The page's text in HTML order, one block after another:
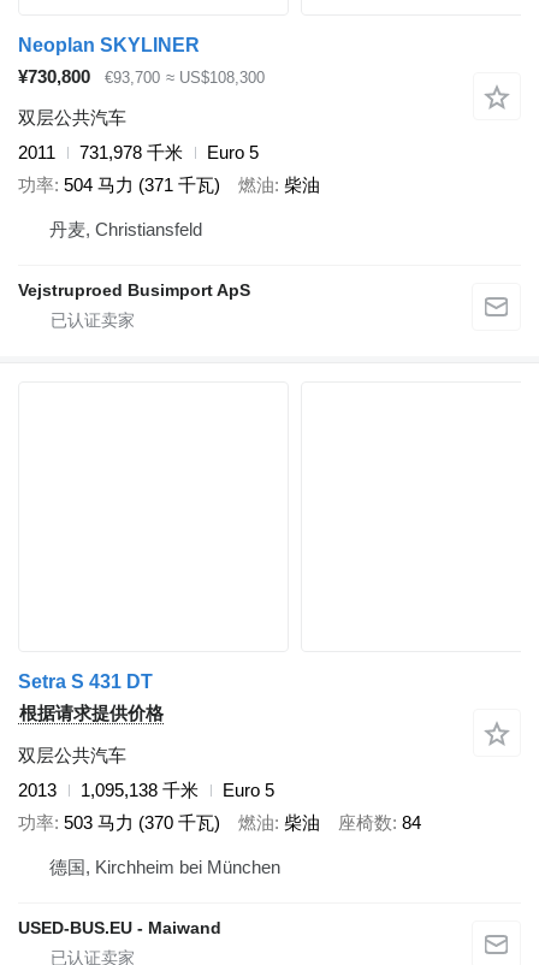
Neoplan SKYLINER
¥730,800
€93,700 ≈ US$108,300
双层公共汽车
2011
731,978 千米
Euro 5
功率 504 马力 (371 千瓦) 燃油 柴油
丹麦, Christiansfeld
Vejstruproed Busimport ApS
Setra S 431 DT
根据请求提供价格
双层公共汽车
2013
1,095,138 千米
Euro 5
功率 503 马力 (370 千瓦) 燃油 柴油 座椅数 84
德国, Kirchheim bei München
USED-BUS.EU - Maiwand